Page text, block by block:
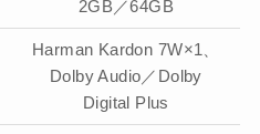
2GB／64GB
Harman Kardon 7W×1、
Dolby Audio／Dolby
Digital Plus